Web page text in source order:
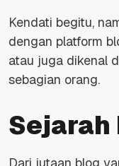
Kendati begitu,
dengan platform
atau juga dikenal
sebagian orang.
Sejarah